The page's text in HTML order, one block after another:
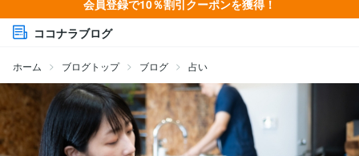
会員登録で10％割引クーポンを獲得！
ココナラブログ
ホーム ブログトップ ブログ 占い